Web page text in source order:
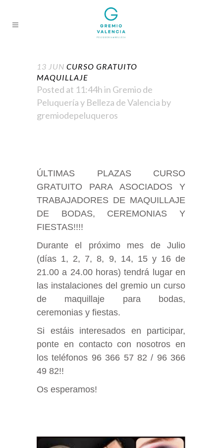
13 JUN CURSO GRATUITO
MAQUILLAJE
Posted at 11:44hin Gremio de
Peluquería y Belleza de Valencia by
gremiodepeluqueros
ÚLTIMAS PLAZAS CURSO
GRATUITO PARA ASOCIADOS Y
TRABAJADORES DE MAQUILLAJE
DE BODAS, CEREMONIAS Y
FIESTAS!!!!
Durante el próximo mes de Julio
(días 1, 2, 7, 8, 9, 14, 15 y 16 de
21.00 a 24.00 horas) tendrá lugar en
las instalaciones del gremio un curso
de maquillaje para bodas,
ceremonias y fiestas.
Si estáis interesados en participar,
ponte en contacto con nosotros en
los teléfonos 96 366 57 82 / 96 366
49 82!!
Os esperamos!